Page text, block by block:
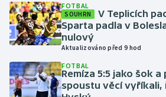
Judo
Krasobruslení
Lezení
FOTBAL
SOUHRN
V Teplicích
Sparta padla v
nulový
Aktualizováno před 9 hod
FOTBAL
Remíza 5:5 jako šok
spoustu věcí vyříkali,